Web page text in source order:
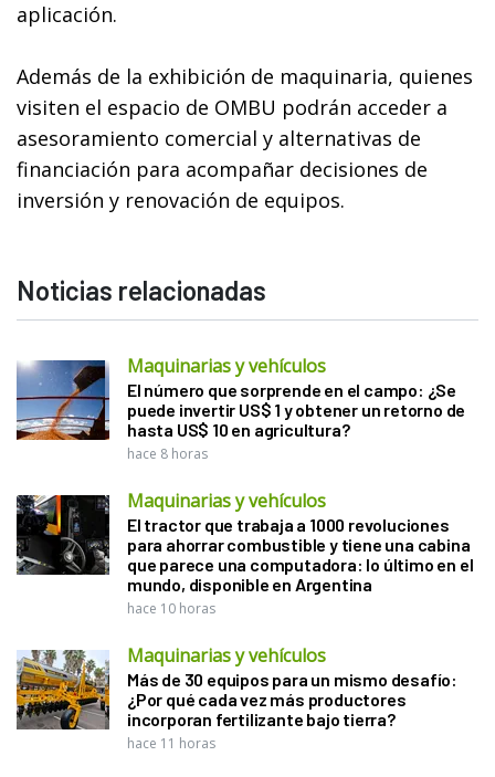
aplicación.
Además de la exhibición de maquinaria, quienes
visiten el espacio de OMBU podrán acceder a
asesoramiento comercial y alternativas de
financiación para acompañar decisiones de
inversión y renovación de equipos.
Noticias relacionadas
Maquinarias y vehículos
El número que sorprende en el campo: ¿Se
puede invertir US$ 1 y obtener un retorno de
hasta US$ 10 en agricultura?
hace 8 horas
Maquinarias y vehículos
El tractor que trabaja a 1000 revoluciones
para ahorrar combustible y tiene una cabina
que parece una computadora: lo último en el
mundo, disponible en Argentina
hace 10 horas
Maquinarias y vehículos
Más de 30 equipos para un mismo desafío:
¿Por qué cada vez más productores
incorporan fertilizante bajo tierra?
hace 11 horas